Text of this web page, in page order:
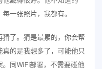
一张照片，我都有。
了。猜是最累的，你会帮
的是我想多了，可能他只
同WiFi部署，不需要碰他